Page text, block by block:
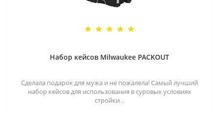
Набор кейсов Milwaukee PACKOUT
Сделала подарок для мужа и не пожалела! Самый лучший
набор кейсов для использования в суровых условиях
стройки ..